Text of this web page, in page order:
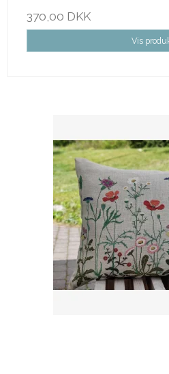
370,00 DKK
Vis